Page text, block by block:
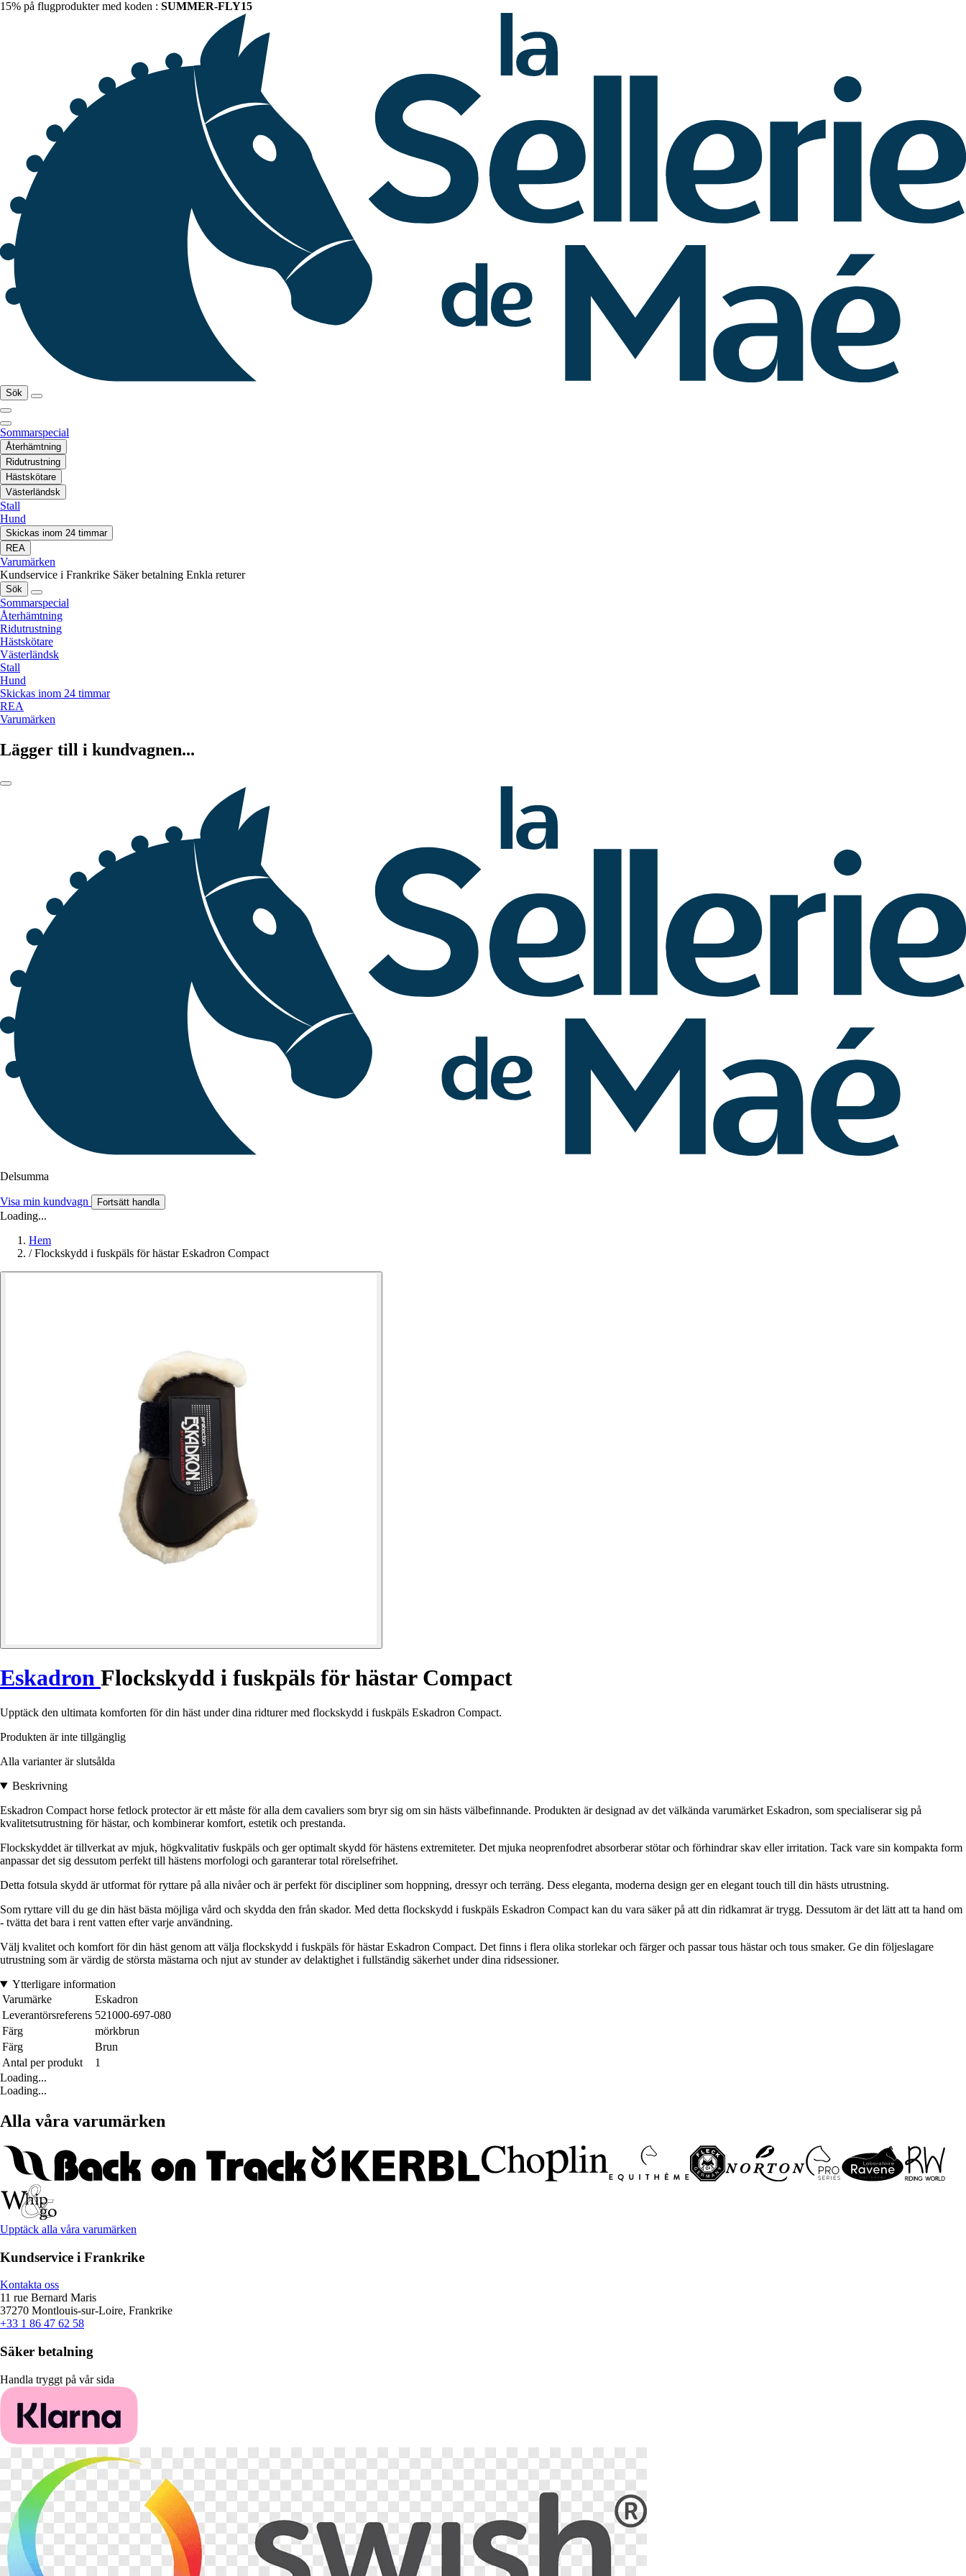
15% på flugprodukter med koden : SUMMER-FLY15
Sök
Sommarspecial
Återhämtning
Ridutrustning
Hästskötare
Västerländsk
Stall
Hund
Skickas inom 24 timmar
REA
Varumärken
Kundservice i Frankrike Säker betalning Enkla returer
Sök
Sommarspecial
Återhämtning
Ridutrustning
Hästskötare
Västerländsk
Stall
Hund
Skickas inom 24 timmar
REA
Varumärken
Lägger till i kundvagnen...
Delsumma
Visa min kundvagn Fortsätt handla
Loading...
Hem
/ Flockskydd i fuskpäls för hästar Eskadron Compact
Eskadron Flockskydd i fuskpäls för hästar Compact
Upptäck den ultimata komforten för din häst under dina ridturer med flockskydd i fuskpäls Eskadron Compact.
Produkten är inte tillgänglig
Alla varianter är slutsålda
Beskrivning
Eskadron Compact horse fetlock protector är ett måste för alla dem cavaliers som bryr sig om sin hästs välbefinnande. Produkten är designad av det välkända varumärket Eskadron, som specialiserar sig på
kvalitetsutrustning för hästar, och kombinerar komfort, estetik och prestanda.
Flockskyddet är tillverkat av mjuk, högkvalitativ fuskpäls och ger optimalt skydd för hästens extremiteter. Det mjuka neoprenfodret absorberar stötar och förhindrar skav eller irritation. Tack vare sin kompakta form
anpassar det sig dessutom perfekt till hästens morfologi och garanterar total rörelsefrihet.
Detta fotsula skydd är utformat för ryttare på alla nivåer och är perfekt för discipliner som hoppning, dressyr och terräng. Dess eleganta, moderna design ger en elegant touch till din hästs utrustning.
Som ryttare vill du ge din häst bästa möjliga vård och skydda den från skador. Med detta flockskydd i fuskpäls Eskadron Compact kan du vara säker på att din ridkamrat är trygg. Dessutom är det lätt att ta hand om
- tvätta det bara i rent vatten efter varje användning.
Välj kvalitet och komfort för din häst genom att välja flockskydd i fuskpäls för hästar Eskadron Compact. Det finns i flera olika storlekar och färger och passar tous hästar och tous smaker. Ge din följeslagare
utrustning som är värdig de största mästarna och njut av stunder av delaktighet i fullständig säkerhet under dina ridsessioner.
Ytterligare information
Varumärke
Eskadron
Leverantörsreferens 521000-697-080
Färg
mörkbrun
Färg
Brun
Antal per produkt
1
Loading...
Loading...
Alla våra varumärken
Upptäck alla våra varumärken
Kundservice i Frankrike
Kontakta oss
11 rue Bernard Maris
37270 Montlouis-sur-Loire, Frankrike
+33 1 86 47 62 58
Säker betalning
Handla tryggt på vår sida